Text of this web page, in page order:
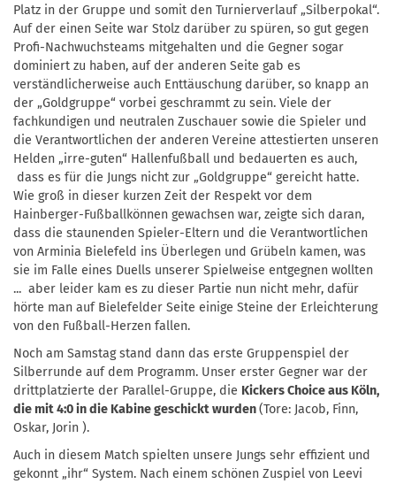
Platz in der Gruppe und somit den Turnierverlauf „Silberpokal“.
Auf der einen Seite war Stolz darüber zu spüren, so gut gegen
Profi-Nachwuchsteams mitgehalten und die Gegner sogar
dominiert zu haben, auf der anderen Seite gab es
verständlicherweise auch Enttäuschung darüber, so knapp an
der „Goldgruppe“ vorbei geschrammt zu sein. Viele der
fachkundigen und neutralen Zuschauer sowie die Spieler und
die Verantwortlichen der anderen Vereine attestierten unseren
Helden „irre-guten“ Hallenfußball und bedauerten es auch,
dass es für die Jungs nicht zur „Goldgruppe“ gereicht hatte.
Wie groß in dieser kurzen Zeit der Respekt vor dem
Hainberger-Fußballkönnen gewachsen war, zeigte sich daran,
dass die staunenden Spieler-Eltern und die Verantwortlichen
von Arminia Bielefeld ins Überlegen und Grübeln kamen, was
sie im Falle eines Duells unserer Spielweise entgegnen wollten
... aber leider kam es zu dieser Partie nun nicht mehr, dafür
hörte man auf Bielefelder Seite einige Steine der Erleichterung
von den Fußball-Herzen fallen.
Noch am Samstag stand dann das erste Gruppenspiel der
Silberrunde auf dem Programm. Unser erster Gegner war der
drittplatzierte der Parallel-Gruppe, die Kickers Choice aus Köln,
die mit 4:0 in die Kabine geschickt wurden(Tore: Jacob, Finn,
Oskar, Jorin ).
Auch in diesem Match spielten unsere Jungs sehr effizient und
gekonnt „ihr“ System. Nach einem schönen Zuspiel von Leevi